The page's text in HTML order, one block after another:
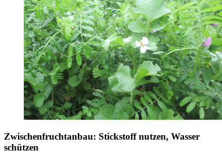
Zwischenfruchtanbau: Stickstoff nutzen, Wasser
schützen